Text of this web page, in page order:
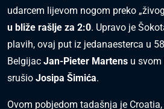
udarcem lijevom nogom preko
u bliže rašlje za 2:0. Upravo je
plavih, ovaj put iz jedanaesterca u
Belgijac Jan-Pieter Martens u
srušio Josipa Šimića.
Ovom pobjedom tadašnja je